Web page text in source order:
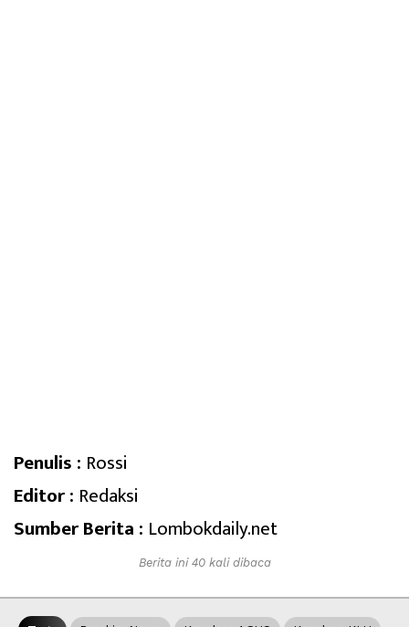
Penulis : Rossi
Editor : Redaksi
Sumber Berita : Lombokdaily.net
Berita ini 40 kali dibaca